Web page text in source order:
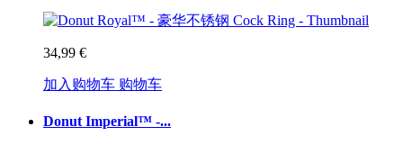
34,99 €
加入购物车 购物车
Donut Imperial™ -...